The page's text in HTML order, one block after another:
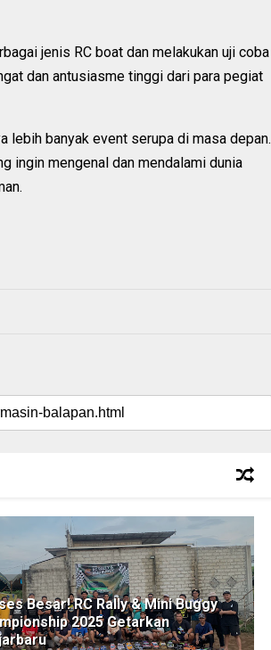
jenis RC boat dan melakukan uji coba
dan antusiasme tinggi dari para pegiat
lebih banyak event serupa di masa depan.
ingin mengenal dan mendalami dunia
Besar! RC Rally & Mini Buggy
2025 Getarkan